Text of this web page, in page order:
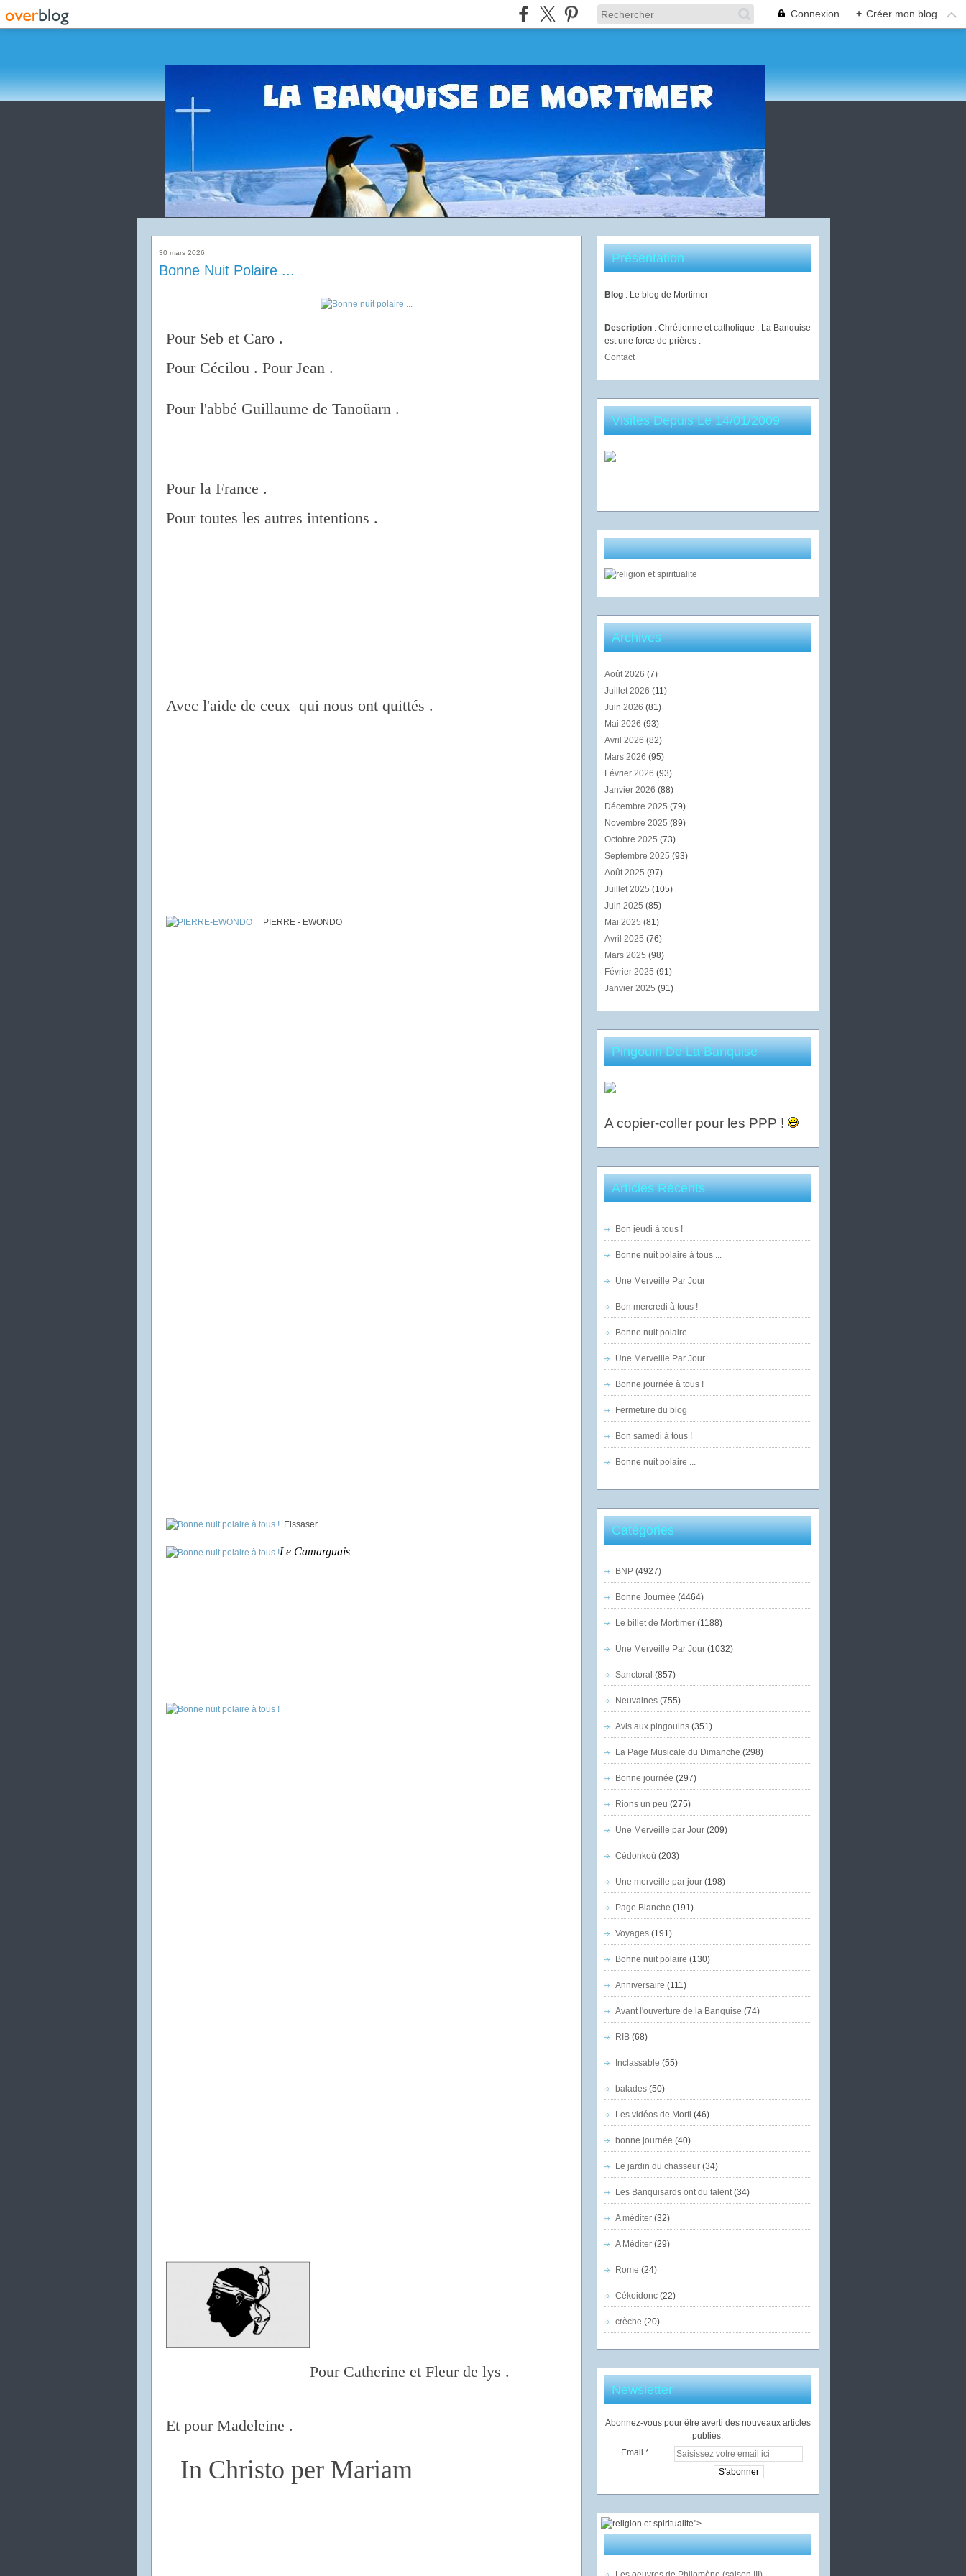
Connexion + Créer mon blog
30 mars 2026
Bonne Nuit Polaire ...
Pour Seb et Caro .
Pour Cécilou . Pour Jean .
Pour l'abbé Guillaume de Tanoüarn .
Pour la France .
Pour toutes les autres intentions .
Avec l'aide de ceux qui nous ont quittés .
PIERRE - EWONDO
Elssaser
Le Camarguais
Pour Catherine et Fleur de lys .
Et pour Madeleine .
In Christo per Mariam
Présentation
Blog : Le blog de Mortimer
Description : Chrétienne et catholique . La Banquise
est une force de prières .
Contact
Visites Depuis Le 14/01/2009
Archives
Août 2026 (7)
Juillet 2026 (11)
Juin 2026 (81)
Mai 2026 (93)
Avril 2026 (82)
Mars 2026 (95)
Février 2026 (93)
Janvier 2026 (88)
Décembre 2025 (79)
Novembre 2025 (89)
Octobre 2025 (73)
Septembre 2025 (93)
Août 2025 (97)
Juillet 2025 (105)
Juin 2025 (85)
Mai 2025 (81)
Avril 2025 (76)
Mars 2025 (98)
Février 2025 (91)
Janvier 2025 (91)
Pingouin De La Banquise
A copier-coller pour les PPP !
Articles Récents
Bon jeudi à tous !
Bonne nuit polaire à tous ...
Une Merveille Par Jour
Bon mercredi à tous !
Bonne nuit polaire ...
Une Merveille Par Jour
Bonne journée à tous !
Fermeture du blog
Bon samedi à tous !
Bonne nuit polaire ...
Catégories
BNP(4927)
Bonne Journée (4464)
Le billet de Mortimer(1188)
Une Merveille Par Jour(1032)
Sanctoral (857)
Neuvaines(755)
Avis aux pingouins(351)
La Page Musicale du Dimanche (298)
Bonne journée (297)
Rions un peu (275)
Une Merveille par Jour(209)
Cédonkoù (203)
Une merveille par jour(198)
Page Blanche (191)
Voyages(191)
Bonne nuit polaire (130)
Anniversaire (111)
Avant l'ouverture de la Banquise (74)
RIB(68)
Inclassable (55)
balades(50)
Les vidéos de Morti (46)
bonne journée (40)
Le jardin du chasseur(34)
Les Banquisards ont du talent(34)
A méditer(32)
A Méditer(29)
Rome (24)
Cékoidonc(22)
crèche (20)
Newsletter
Abonnez-vous pour être averti des nouveaux articles
publiés.
Email
">